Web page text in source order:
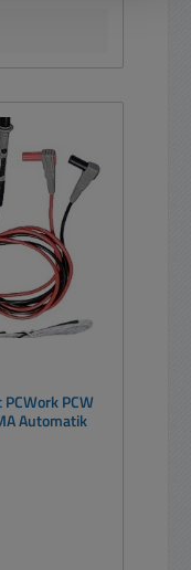
PCW
Automatik